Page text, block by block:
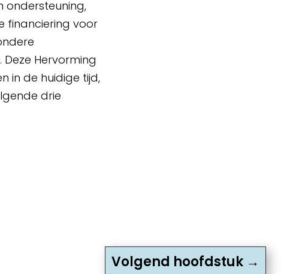
ondersteuning,
financiering voor
Hervorming
in de huidige tijd,
drie
Volgend hoofdstuk→